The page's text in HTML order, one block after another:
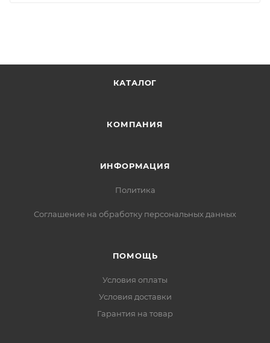
КАТАЛОГ
КОМПАНИЯ
ИНФОРМАЦИЯ
Политика
Соглашение на обработку персональных данных
ПОМОЩЬ
Условия оплаты
Условия доставки
Гарантия на товар